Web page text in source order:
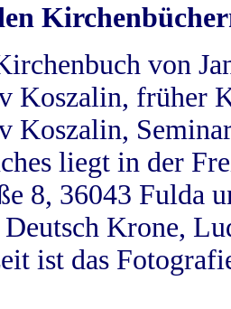
von
Koszalin, früher
Koszalin,
liegt in der
8, 36043 Fulda
Krone,
ist das